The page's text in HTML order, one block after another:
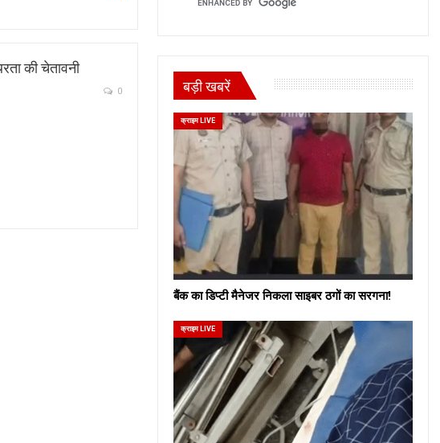
की चेतावनी
0 बड़ी खबरें
क्राइम LIVE
बैंक का डिप्टी मैनेजर निकला साइबर ठगों का सरगना!
क्राइम LIVE